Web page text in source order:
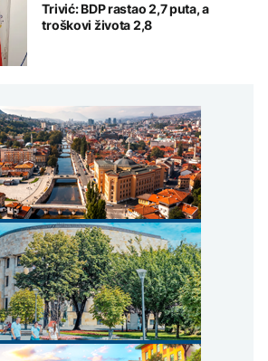
Trivić: BDP rastao 2,7 puta, a
troškovi života 2,8